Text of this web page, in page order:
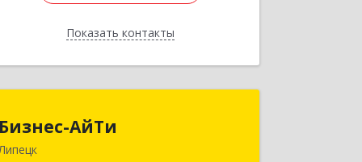
Показать контакты
Назад
Бизнес-АйТи
Липецк398008, Липецкая обл, Липецк г, 50